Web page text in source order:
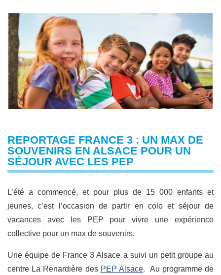
REPORTAGE FRANCE 3 : UN MAX DE
SOUVENIRS EN ALSACE POUR UN
SÉJOUR AVEC LES PEP
L’été a commencé, et pour plus de 15 000 enfants et
jeunes, c’est l’occasion de partir en colo et séjour de
vacances avec les PEP pour vivre une expérience
collective pour un max de souvenirs.
Une équipe de France 3 Alsace a suivi un petit groupe au
centre La Renardière des PEP Alsace. Au programme de